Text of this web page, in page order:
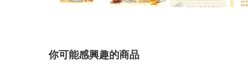
你可能感興趣的商品